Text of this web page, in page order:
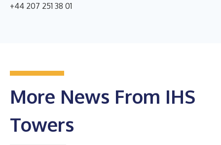
+44 207 251 38 01
More News From IHS
Towers